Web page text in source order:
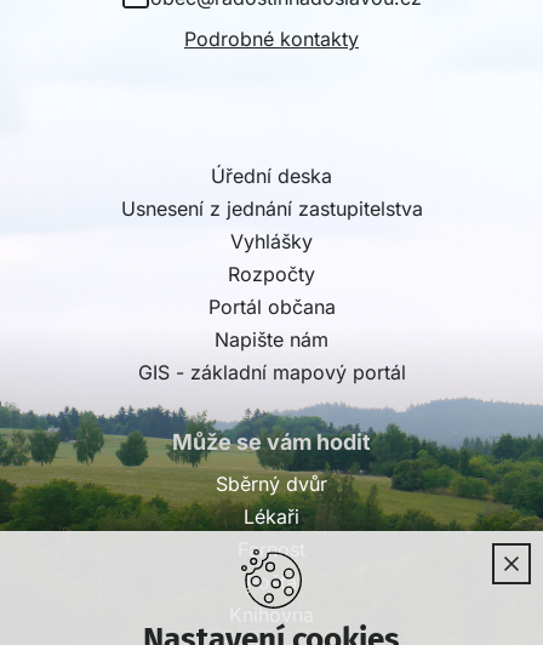
Podrobné kontakty
Úřední deska
Usnesení z jednání zastupitelstva
Vyhlášky
Rozpočty
Portál občana
Napište nám
GIS - základní mapový portál
Může se vám hodit
Sběrný dvůr
Lékaři
Farnost
Pošta
Knihovna